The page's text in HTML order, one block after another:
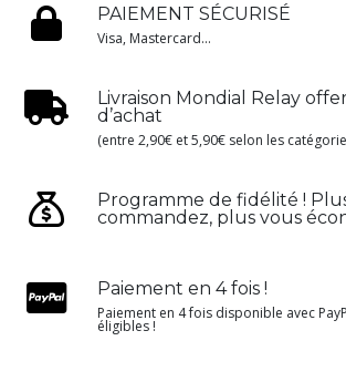
PAIEMENT SÉCURISÉ
Visa, Mastercard...
Livraison Mondial Relay
d’achat
(entre 2,90€ et 5,90€ selon les
Programme de fidélité !
commandez, plus vous
Paiement en 4 fois !
Paiement en 4 fois disponible avec
éligibles !